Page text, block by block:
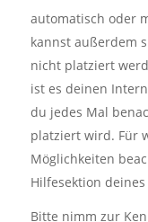
automatisch oder
kannst außerdem
nicht platziert
ist es deinen
du jedes Mal
platziert wird. Für
Möglichkeiten
Hilfesektion deines
Bitte nimm zur